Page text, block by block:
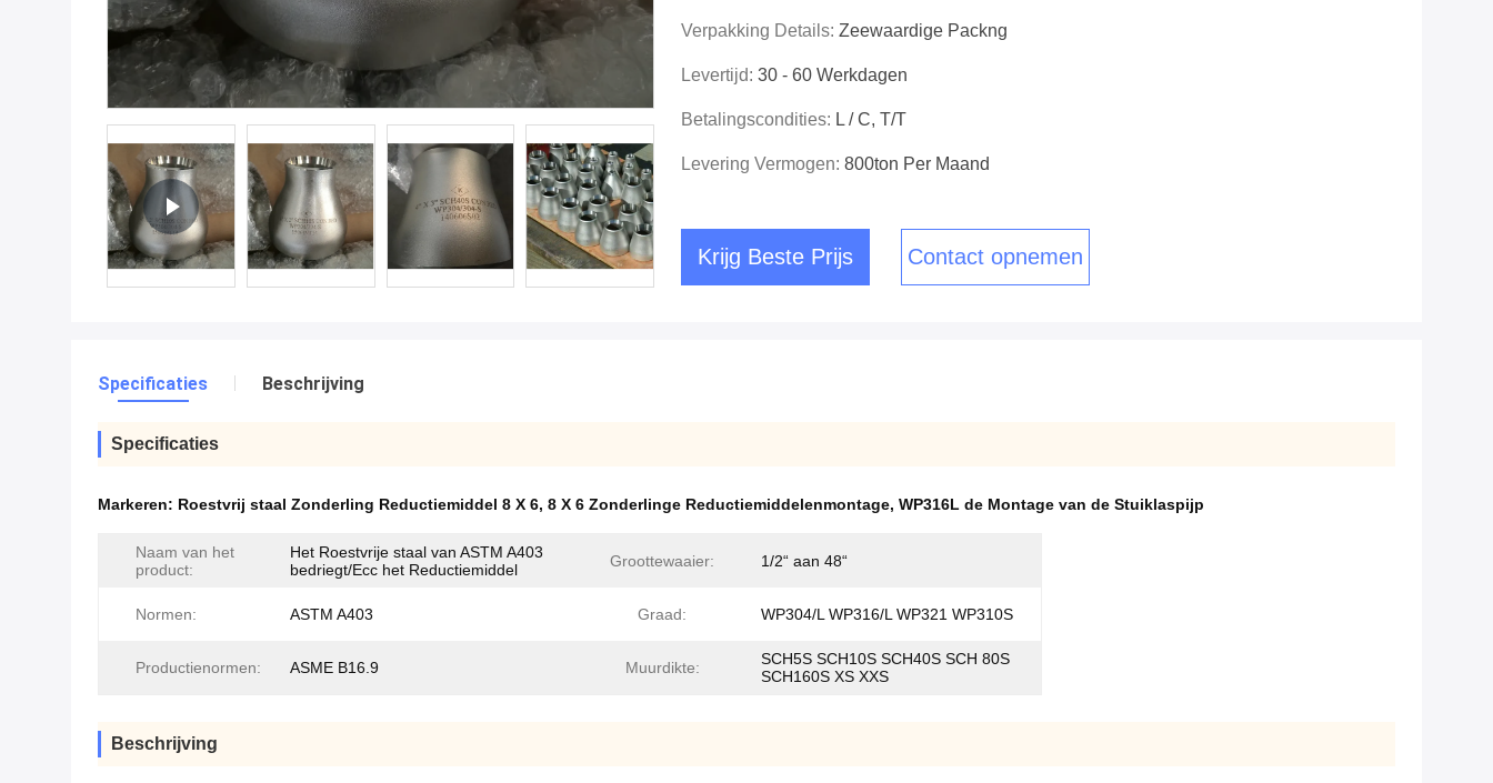
Verpakking Details: Zeewaardige Packng
Levertijd: 30 - 60 Werkdagen
Betalingscondities: L / C, T/T
Levering Vermogen: 800ton Per Maand
Krijg Beste Prijs Contact opnemen
Specificaties Beschrijving
Specificaties
Markeren: Roestvrij staal Zonderling Reductiemiddel 8 X 6, 8 X 6 Zonderlinge Reductiemiddelenmontage, WP316L de Montage van de Stuiklaspijp
Naam van het
product:
Het Roestvrije staal van ASTM A403
bedriegt/Ecc het Reductiemiddel
Groottewaaier: 1/2“ aan 48“
Normen: ASTM A403 Graad: WP304/L WP316/L WP321 WP310S
Productienormen: ASME B16.9 Muurdikte:
SCH5S SCH10S SCH40S SCH 80S
SCH160S XS XXS
Beschrijving